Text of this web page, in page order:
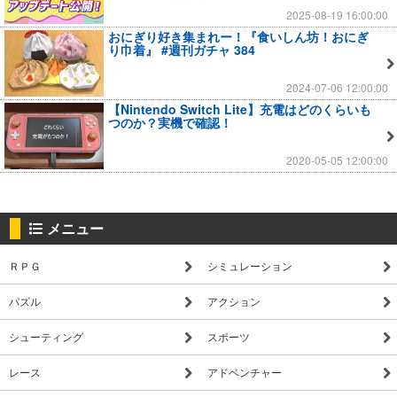
2025-08-19 16:00:00
おにぎり好き集まれー！『食いしん坊！おにぎ
り巾着』 #週刊ガチャ 384
2024-07-06 12:00:00
【Nintendo Switch Lite】充電はどのくらいも
つのか？実機で確認！
2020-05-05 12:00:00
メニュー
ＲＰＧ シミュレーション
パズル アクション
シューティング スポーツ
レース アドベンチャー